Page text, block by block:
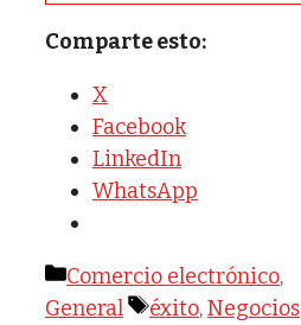
Comparte esto:
X
Facebook
LinkedIn
WhatsApp
Categorías
Comercio electrónico,
General
Etiquetas
éxito,Negocios